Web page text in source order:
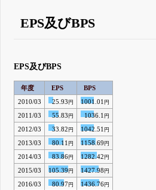
EPS及びBPS
EPS及びBPS
年度 EPS
BPS
2010/03
25.93 円 1001.01 円
2011/03 55.83 円 1036.1 円
2012/03 33.82 円 1042.51 円
2013/03 80.11 円 1158.69 円
2014/03 83.86円 1282.42 円
2015/03 105.39円 1427.98 円
2016/03 80.97円 1436.76円